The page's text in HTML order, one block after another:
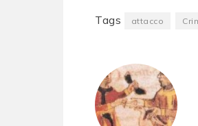
Tags attacco